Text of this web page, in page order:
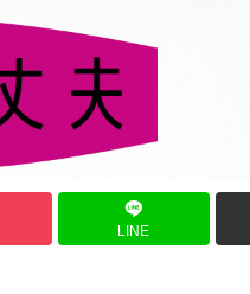
LINE